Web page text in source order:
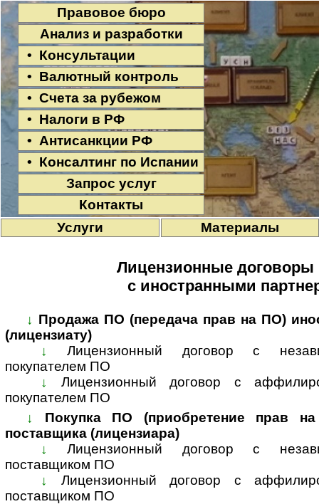
Правовое бюро
Анализ и разработки
• Консультации
• Валютный контроль
• Счета за рубежом
• Налоги в РФ
• Антисанкции РФ
• Консалтинг по Испании
Запрос услуг
Контакты
Услуги
Материалы
Лицензионные
с иностранными
↓ Продажа ПО (передача прав на ПО)
(лицензиату)
↓
Лицензионный договор с
покупателем ПО
↓
Лицензионный договор с
покупателем ПО
↓
Покупка ПО (приобретение прав
поставщика (лицензиара)
↓
Лицензионный договор с
поставщиком ПО
↓
Лицензионный договор с
поставщиком ПО